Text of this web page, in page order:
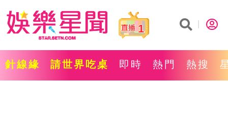
1
針線緣 請世界吃桌 即時 熱門 熱搜